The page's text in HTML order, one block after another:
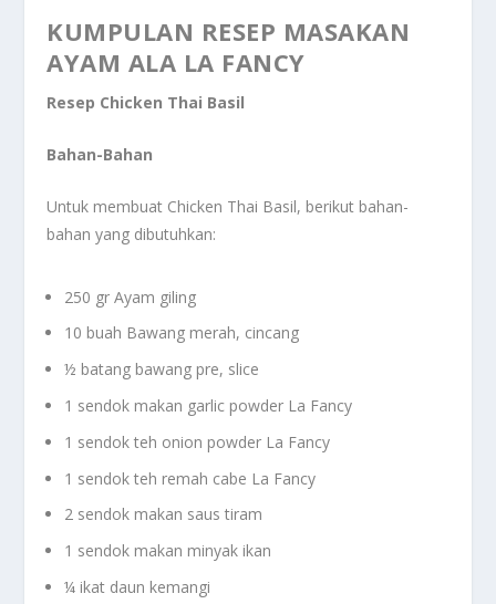
KUMPULAN RESEP MASAKAN
AYAM ALA LA FANCY
Resep Chicken Thai Basil
Bahan-Bahan
Untuk membuat Chicken Thai Basil, berikut bahan-
bahan yang dibutuhkan:
250 gr Ayam giling
10 buah Bawang merah, cincang
½ batang bawang pre, slice
1 sendok makan garlic powder La Fancy
1 sendok teh onion powder La Fancy
1 sendok teh remah cabe La Fancy
2 sendok makan saus tiram
1 sendok makan minyak ikan
¼ ikat daun kemangi